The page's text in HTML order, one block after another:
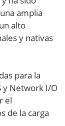
amplia
alto
y nativas
para la
y Network I/O
el
de la carga